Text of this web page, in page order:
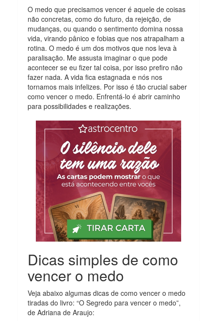
O medo que precisamos vencer é aquele de coisas
não concretas, como do futuro, da rejeição, de
mudanças, ou quando o sentimento domina nossa
vida, virando pânico e fobias que nos atrapalham a
rotina. O medo é um dos motivos que nos leva à
paralisação. Me assusta imaginar o que pode
acontecer se eu fizer tal coisa, por isso prefiro não
fazer nada. A vida fica estagnada e nós nos
tornamos mais infelizes. Por isso é tão crucial saber
como vencer o medo. Enfrentá-lo é abrir caminho
para possibilidades e realizações.
Dicas simples de como
vencer o medo
Veja abaixo algumas dicas de como vencer o medo
tiradas do livro: “O Segredo para vencer o medo”,
de Adriana de Araujo: